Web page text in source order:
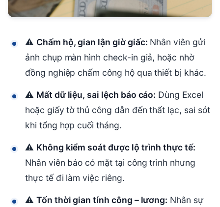
⚠ Chấm hộ, gian lận giờ giấc: Nhân viên gửi
ảnh chụp màn hình check-in giả, hoặc nhờ
đồng nghiệp chấm công hộ qua thiết bị khác.
⚠ Mất dữ liệu, sai lệch báo cáo: Dùng Excel
hoặc giấy tờ thủ công dẫn đến thất lạc, sai sót
khi tổng hợp cuối tháng.
⚠ Không kiểm soát được lộ trình thực tế:
Nhân viên báo có mặt tại công trình nhưng
thực tế đi làm việc riêng.
⚠ Tốn thời gian tính công – lương: Nhân sự